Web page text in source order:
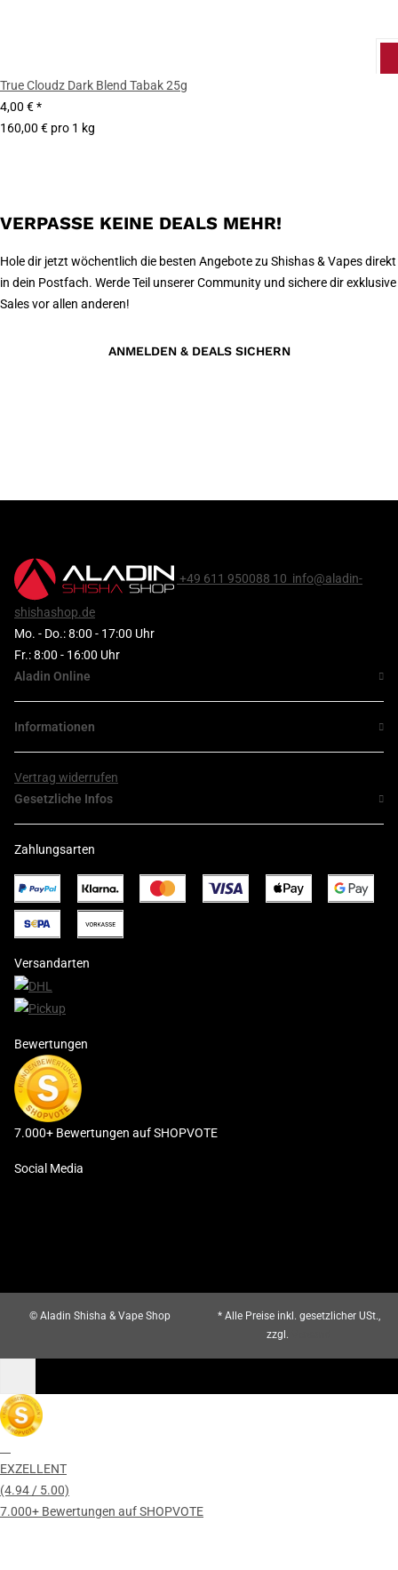
True Cloudz Dark Blend Tabak 25g
4,00 €*
160,00 € pro 1 kg
VERPASSE KEINE DEALS MEHR!
Hole dir jetzt wöchentlich die besten Angebote zu Shishas & Vapes direkt
in dein Postfach. Werde Teil unserer Community und sichere dir exklusive
Sales vor allen anderen!
ANMELDEN & DEALS SICHERN
+49 611 950088 10 info@aladin-
shishashop.de
Mo. - Do.: 8:00 - 17:00 Uhr
Fr.: 8:00 - 16:00 Uhr
Aladin Online
Informationen
Vertrag widerrufen
Gesetzliche Infos
Zahlungsarten
Versandarten
Bewertungen
7.000+ Bewertungen auf SHOPVOTE
Social Media
© Aladin Shisha & Vape Shop
* Alle Preise inkl. gesetzlicher USt.,
zzgl.
EXZELLENT
(4.94 / 5.00)
7.000+ Bewertungen auf SHOPVOTE